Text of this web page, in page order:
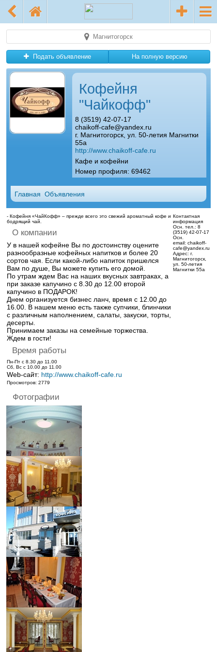
Магнитогорск
Подать объявление На полную версию
Кофейня
"Чайкофф"
8 (3519) 42-07-17
chaikoff-cafe@yandex.ru
г. Магнитогорск, ул. 50-летия Магнитки
55а
http://www.chaikoff-cafe.ru
Кафе и кофейни
Номер профиля: 69462
Главная Объявления
- Кофейня «ЧайКофф» – прежде всего это свежий ароматный кофе и
бодрящий чай.
О компании
У в нашей кофейне Вы по достоинству оцените
разнообразные кофейных напитков и более 20
сортов чая. Если какой-либо напиток пришелся
Вам по душе, Вы можете купить его домой.
По утрам ждем Вас на наших вкусных завтраках, а
при заказе капучино с 8.30 до 12.00 второй
капучино в ПОДАРОК!
Днем организуется бизнес ланч, время с 12.00 до
16.00. В нашем меню есть также супчики, блинчики
с различным наполнением, салаты, закуски, торты,
десерты.
Принимаем заказы на семейные торжества.
Ждем в гости!
Время работы
Пн-Пт с 8.30 до 11.00
Сб, Вс с 10.00 до 11.00
Web-сайт: http://www.chaikoff-cafe.ru
Просмотров: 2779
Контактная
информация
Осн. тел.:8
(3519) 42-07-17
Осн.
email:chaikoff-
cafe@yandex.ru
Адрес:г.
Магнитогорск,
ул. 50-летия
Магнитки 55а
Фотографии